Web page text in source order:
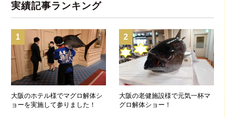
実績記事ランキング
1
大阪のホテル様でマグロ解体シ
ョーを実施して参りました！
2
大阪の老健施設様で元気一杯マ
グロ解体ショー！